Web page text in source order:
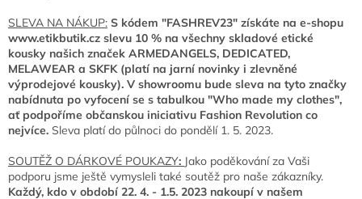
SLEVA NA NÁKUP: S kódem "FASHREV23" získáte na e-shopu
www.etikbutik.cz slevu 10 % na všechny skladové etické
kousky našich značek ARMEDANGELS, DEDICATED,
MELAWEAR a SKFK (platí na jarní novinky i zlevněné
výprodejové kousky). V showroomu bude sleva na tyto značky
nabídnuta po vyfocení se s tabulkou "Who made my clothes",
ať podpoříme občanskou iniciativu Fashion Revolution co
nejvíce. Sleva platí do půlnoci do pondělí 1. 5. 2023.
SOUTĚŽ O DÁRKOVÉ POUKAZY: Jako poděkování za Vaši
podporu jsme ještě vymysleli také soutěž pro naše zákazníky.
Každý, kdo v období 22. 4. - 1.5. 2023 nakoupí v našem